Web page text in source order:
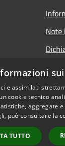
Note
e assimilati
cookie tecnico
aggregate
può consultare la
TUTTO